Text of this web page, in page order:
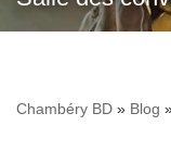
Chambéry BD » Blog